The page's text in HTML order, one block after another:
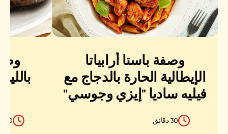
وصفة باستا أرابياتا
الإيطالية الحارة بالدجاج مع
فيليه ساديا "إيزي وجوسي"
30 دقائق 90 دقائق